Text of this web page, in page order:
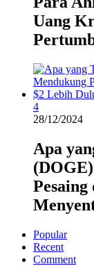
Uang
4
28/12/2024
Apa
Popular
Recent
Comment